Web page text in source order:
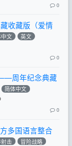
0
收藏版（爱情
文
英文
0
周年纪念典藏
简体中文
0
多国语言整合
击
冒险战略